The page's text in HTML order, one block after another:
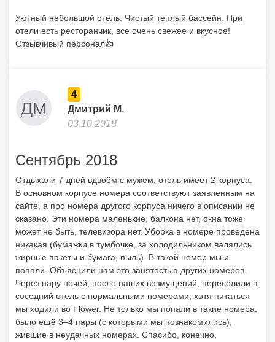
Уютный небольшой отель. Чистый теплый бассейн. При
отели есть ресторанчик, все очень свежее и вкусное!
Отзывчивый персонал👍
4
Дмитрий М.
03.10.2018
Сентябрь 2018
Отдыхали 7 дней вдвоём с мужем, отель имеет 2 корпуса.
В основном корпусе номера соответствуют заявленным на
сайте, а про номера другого корпуса ничего в описании не
сказано. Эти номера маленькие, балкона нет, окна тоже
может не быть, телевизора нет. Уборка в номере проведена
никакая (бумажки в тумбочке, за холодильником валялись
жирные пакеты и бумага, пыль). В такой номер мы и
попали. Объяснили нам это занятостью других номеров.
Через пару ночей, после наших возмущений, переселили в
соседний отель с нормальными номерами, хотя питаться
мы ходили во Flower. Не только мы попали в такие номера,
было ещё 3–4 пары (с которыми мы познакомились),
жившие в неудачных номерах. Спасибо, конечно,